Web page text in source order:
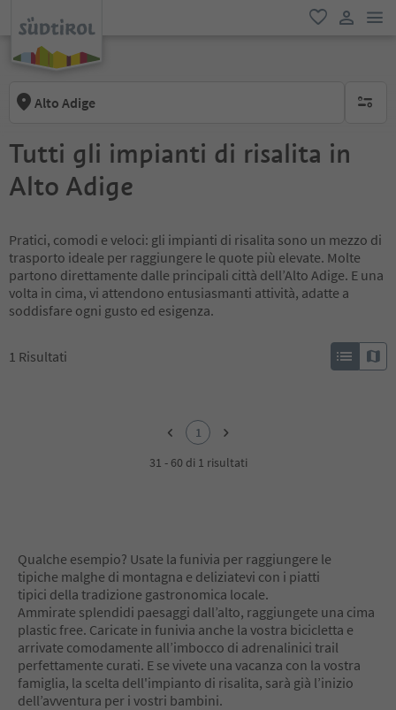
favoriti
Alto Adige
Tutti gli impianti di risalita in
Alto Adige
Pratici, comodi e veloci: gli impianti di risalita sono un mezzo di
trasporto ideale per raggiungere le quote più elevate. Molte
partono direttamente dalle principali città dell’Alto Adige. E una
volta in cima, vi attendono entusiasmanti attività, adatte a
soddisfare ogni gusto ed esigenza.
1 Risultati
1
31 - 60 di 1 risultati
Qualche esempio? Usate la funivia per raggiungere le
tipiche malghe di montagna e deliziatevi con i piatti
tipici della tradizione gastronomica locale.
Ammirate splendidi paesaggi dall’alto, raggiungete una cima
plastic free. Caricate in funivia anche la vostra bicicletta e
arrivate comodamente all’imbocco di adrenalinici trail
perfettamente curati. E se vivete una vacanza con la vostra
famiglia, la scelta dell'impianto di risalita, sarà già l’inizio
dell’avventura per i vostri bambini.